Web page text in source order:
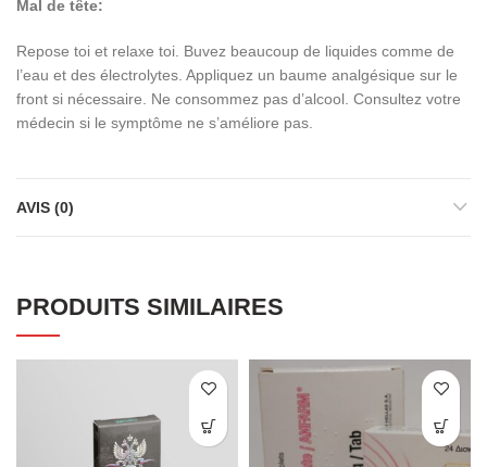
Mal de tête:
Repose toi et relaxe toi. Buvez beaucoup de liquides comme de
l’eau et des électrolytes. Appliquez un baume analgésique sur le
front si nécessaire. Ne consommez pas d’alcool. Consultez votre
médecin si le symptôme ne s’améliore pas.
AVIS (0)
PRODUITS SIMILAIRES